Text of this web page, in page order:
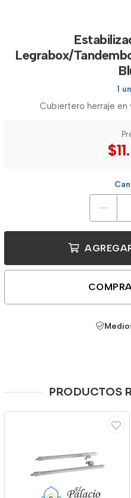
Legrabox/
1
Cubiertero herraje
PRODUCTOS